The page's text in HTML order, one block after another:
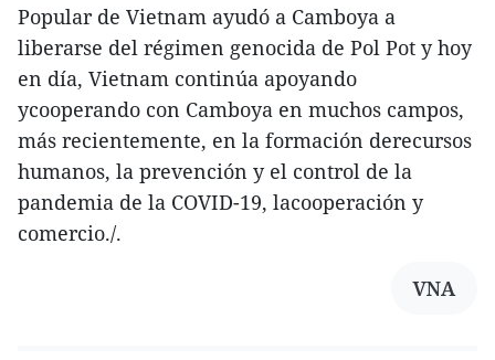
Popular de Vietnam ayudó a Camboya a
liberarse del régimen genocida de Pol Pot y hoy
en día, Vietnam continúa apoyando
ycooperando con Camboya en muchos campos,
más recientemente, en la formación derecursos
humanos, la prevención y el control de la
pandemia de la COVID-19, lacooperación y
comercio./.
VNA